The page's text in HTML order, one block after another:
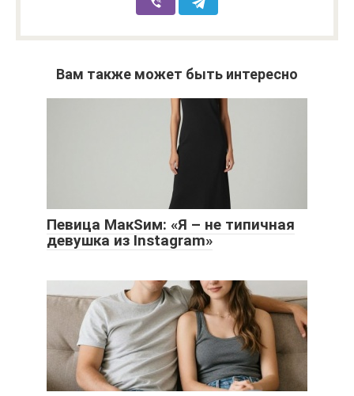
Вам также может быть интересно
Певица МакSим: «Я – не типичная
девушка из Instagram»